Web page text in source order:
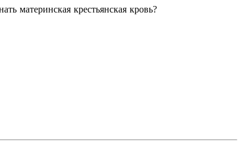
материнская крестьянская кровь?